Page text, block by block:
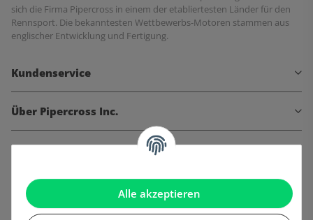
Alle akzeptieren
sich die Firma Pipercross in einem der etabliertesten Länder für den
Rennsport. Die bekanntesten Wettbewerbs-Motoren stammen aus
englischer Entwicklung und Fertigung.
Kundenservice
Über Pipercross Inc.
Informationen
Gesetzliche Informationen